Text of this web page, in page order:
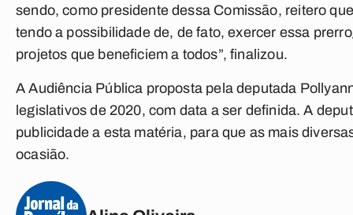
sendo, como presidente dessa Comissão, reitero
tendo a possibilidade de, de fato, exercer essa
projetos que beneficiem a todos”, finalizou.
A Audiência Pública proposta pela deputada
legislativos de 2020, com data a ser definida. A
publicidade a esta matéria, para que as mais
ocasião.